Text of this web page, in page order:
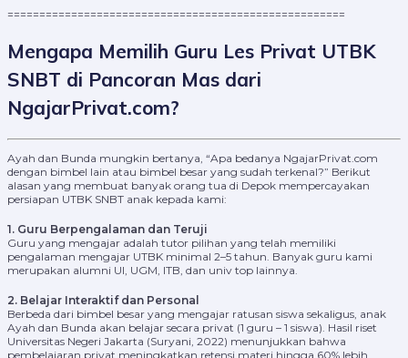
=====================================================
Mengapa Memilih Guru Les Privat UTBK
SNBT di Pancoran Mas dari
NgajarPrivat.com?
Ayah dan Bunda mungkin bertanya, “Apa bedanya NgajarPrivat.com
dengan bimbel lain atau bimbel besar yang sudah terkenal?” Berikut
alasan yang membuat banyak orang tua di Depok mempercayakan
persiapan UTBK SNBT anak kepada kami:
1. Guru Berpengalaman dan Teruji
Guru yang mengajar adalah tutor pilihan yang telah memiliki
pengalaman mengajar UTBK minimal 2–5 tahun. Banyak guru kami
merupakan alumni UI, UGM, ITB, dan univ top lainnya.
2. Belajar Interaktif dan Personal
Berbeda dari bimbel besar yang mengajar ratusan siswa sekaligus, anak
Ayah dan Bunda akan belajar secara privat (1 guru – 1 siswa). Hasil riset
Universitas Negeri Jakarta (Suryani, 2022) menunjukkan bahwa
pembelajaran privat meningkatkan retensi materi hingga 60% lebih